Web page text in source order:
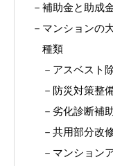
補助金と助成
マンションの
種類
アスベスト
防災対策整
劣化診断補
共用部分改
マンション